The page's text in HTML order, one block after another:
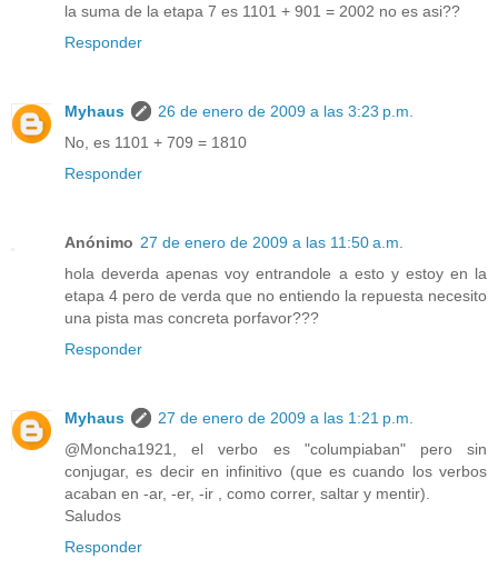
la suma de la etapa 7 es 1101 + 901 = 2002 no es asi??
Responder
Myhaus
26 de enero de 2009 a las 3:23 p.m.
No, es 1101 + 709 = 1810
Responder
Anónimo 27 de enero de 2009 a las 11:50 a.m.
hola deverda apenas voy entrandole a esto y estoy en la
etapa 4 pero de verda que no entiendo la repuesta necesito
una pista mas concreta porfavor???
Responder
Myhaus
27 de enero de 2009 a las 1:21 p.m.
@Moncha1921, el verbo es "columpiaban" pero sin
conjugar, es decir en infinitivo (que es cuando los verbos
acaban en -ar, -er, -ir , como correr, saltar y mentir).
Saludos
Responder